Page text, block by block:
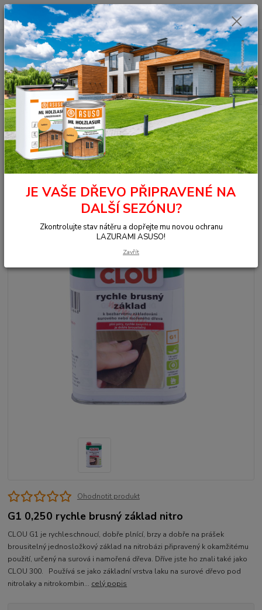
Menu
Hledat
+420 377 441 961 0ks
za 0,00 Kč
Úvod Lak na dřevo Jednosložkové laky Základní
G1 rychle brusný
základ nitro 250 ml (CLOU 300)
G1 rychle brusný základ nitro
250 ml (CLOU 300)
Ohodnotit produkt
G1 0,250 rychle brusný základ nitro
CLOU G1 je rychleschnoucí, dobře plnící, brzy a dobře na prášek
brousitelný jednosložkový základ na nitrobázi připravený k okamžitému
použití, určený na surová i namořená dřeva. Dříve jste ho znali také jako
CLOU 300. Používá se jako základní vrstva laku na surové dřevo pod
nitrolaky a nitrokombin... celý popis
JE VAŠE DŘEVO PŘIPRAVENÉ NA
DALŠÍ SEZÓNU?
Zkontrolujte stav nátěru a dopřejte mu novou ochranu
LAZURAMI ASUSO!
Zavřít